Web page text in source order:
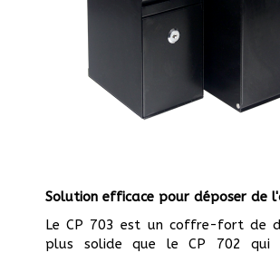
Solution efficace pour déposer de
Le CP 703 est un coffre-fort de
plus solide que le CP 702 qui